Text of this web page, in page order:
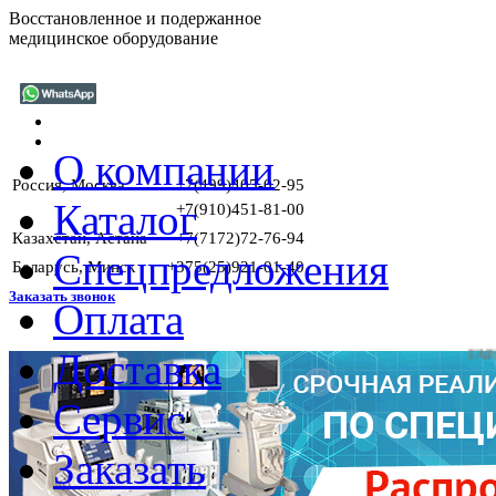
Восстановленное и подержанное
медицинское оборудование
Россия, Москва
+7(499)405-02-95
+7(910)451-81-00
Казахстан, Астана
+7(7172)72-76-94
Беларусь, Минск
+375(25)921-01-40
Заказать звонок
О компании
Каталог
Спецпредложения
Оплата
Доставка
Сервис
Заказать